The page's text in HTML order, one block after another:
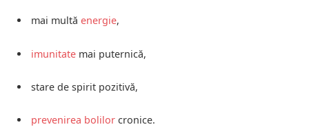
mai multă energie,
imunitate mai puternică,
stare de spirit pozitivă,
prevenirea bolilor cronice.